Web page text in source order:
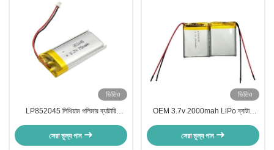
ভিডিও
LP852045 লিথিয়াম পলিমার ব্যাটারি
সেরা মূল্য পান
ভিডিও
OEM 3.7v 2000mah LiPo ব্যাটারি
সেরা মূল্য পান